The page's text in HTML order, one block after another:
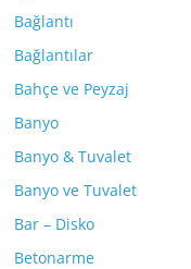
Bağlantı
Bağlantılar
Bahçe ve Peyzaj
Banyo
Banyo & Tuvalet
Banyo ve Tuvalet
Bar – Disko
Betonarme